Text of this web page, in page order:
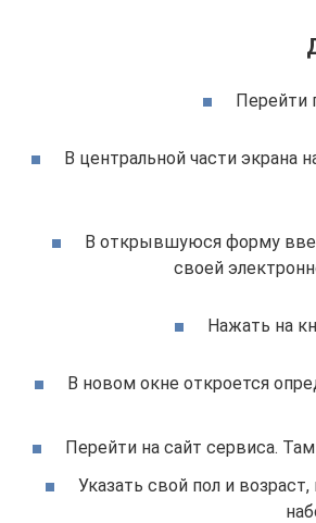
Перейти
В центральной части экрана
В открывшуюся форму
своей
Нажать на
В новом окне откроется
Перейти на сайт сервиса.
Указать свой пол и